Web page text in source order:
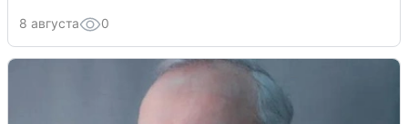
8 августа 0